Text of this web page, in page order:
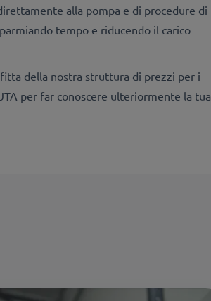
alla pompa e di procedure di
tempo e riducendo il carico
della nostra struttura di prezzi per i
per far conoscere ulteriormente la tua